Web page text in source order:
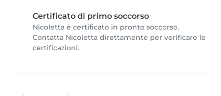
Certificato di primo soccorso
Nicoletta è certificato in pronto soccorso.
Contatta Nicoletta direttamente per verificare le
certificazioni.